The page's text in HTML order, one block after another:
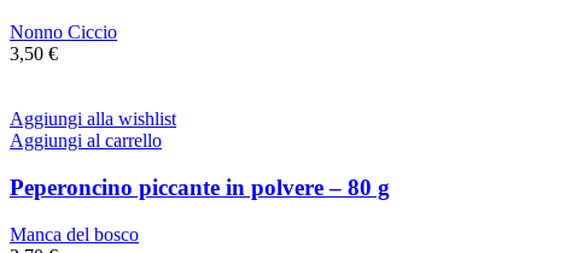
Nonno Ciccio
3,50 €
Aggiungi alla wishlist
Aggiungi al carrello
Peperoncino piccante in polvere – 80 g
Manca del bosco